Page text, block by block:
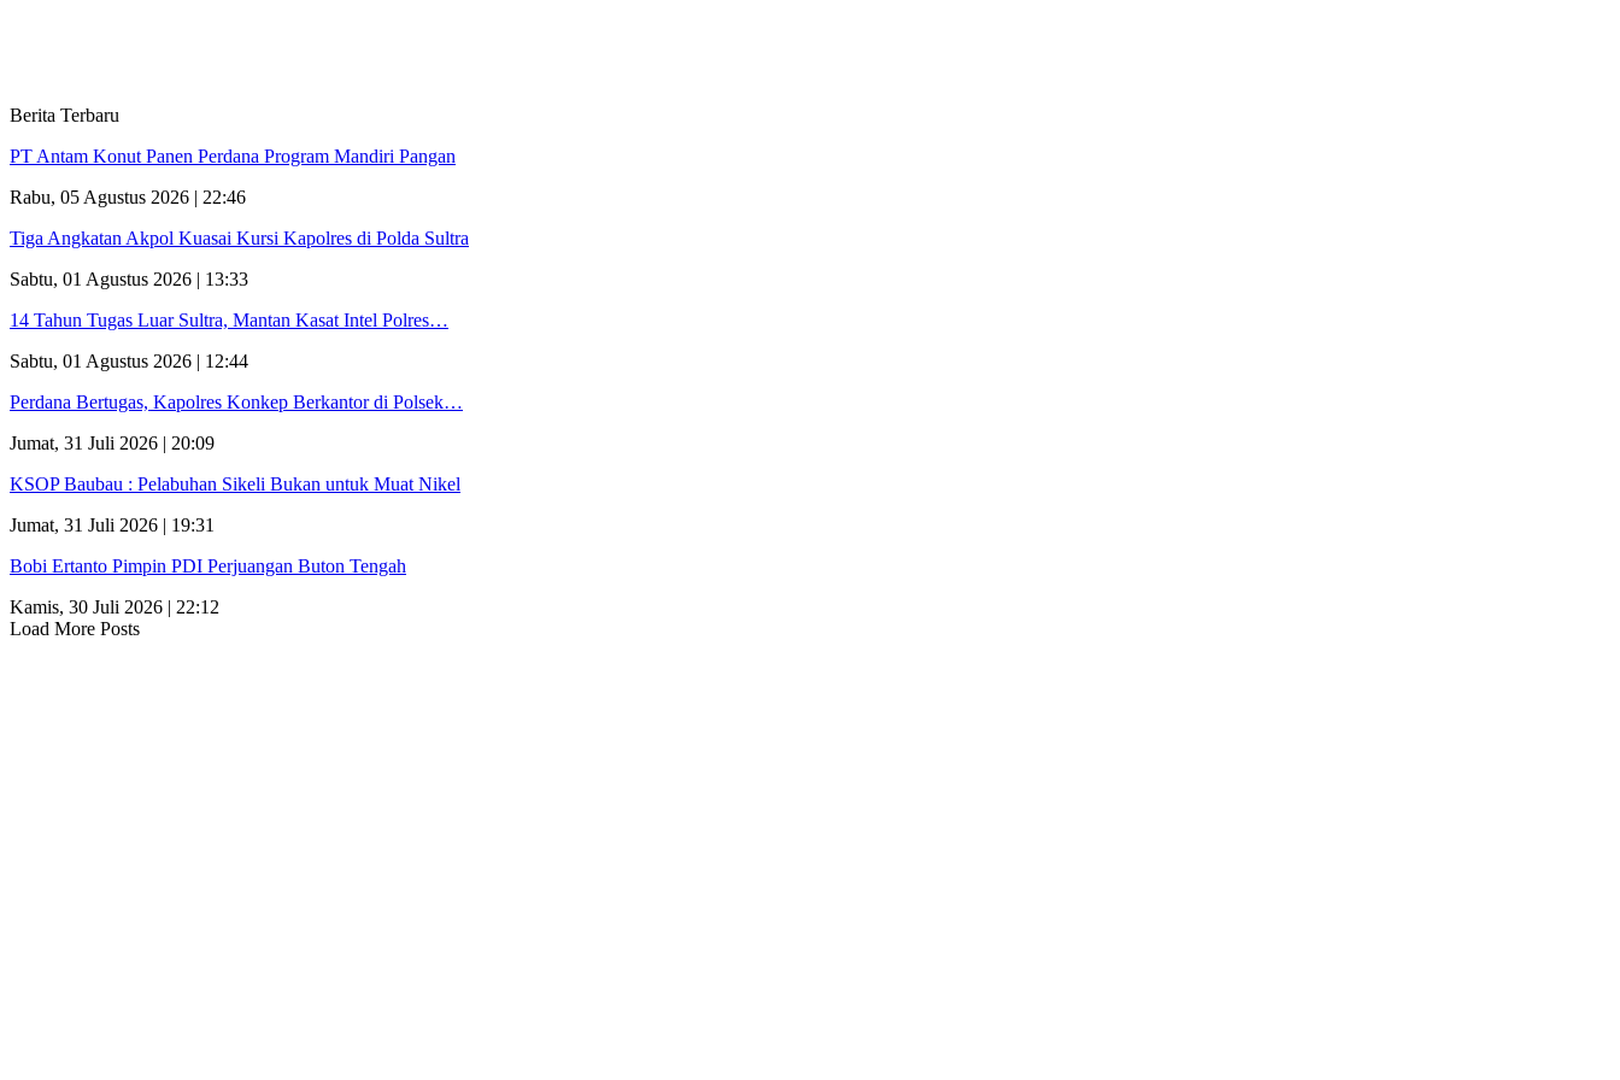
Berita Terbaru
PT Antam Konut Panen Perdana Program Mandiri Pangan
Rabu, 05 Agustus 2026 | 22:46
Tiga Angkatan Akpol Kuasai Kursi Kapolres di Polda Sultra
Sabtu, 01 Agustus 2026 | 13:33
14 Tahun Tugas Luar Sultra, Mantan Kasat Intel Polres…
Sabtu, 01 Agustus 2026 | 12:44
Perdana Bertugas, Kapolres Konkep Berkantor di Polsek…
Jumat, 31 Juli 2026 | 20:09
KSOP Baubau : Pelabuhan Sikeli Bukan untuk Muat Nikel
Jumat, 31 Juli 2026 | 19:31
Bobi Ertanto Pimpin PDI Perjuangan Buton Tengah
Kamis, 30 Juli 2026 | 22:12
Load More Posts